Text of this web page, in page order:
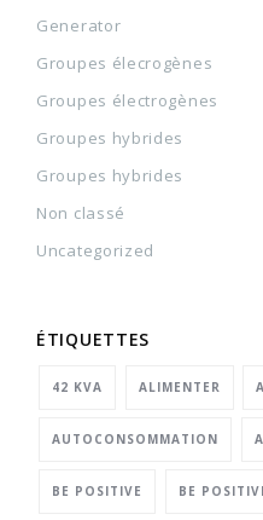
Generator
Groupes élecrogènes
Groupes électrogènes
Groupes hybrides
Groupes hybrides
Non classé
Uncategorized
ÉTIQUETTES
42 KVA ALIMENTER
AUTOCONSOMMATION
BE POSITIVE BE